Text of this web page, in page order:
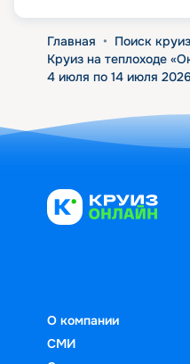
Главная • Поиск
Круиз на теплоходе
4 июля по 14 июля
О компании
СМИ